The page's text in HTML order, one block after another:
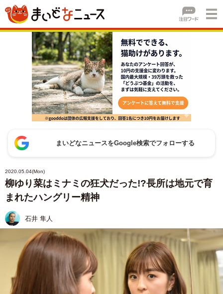
まいどなニュースをGoogle検索でフォローする
2020.05.04(Mon)
柳ゆり菜はミナミの狂犬だった!?長所は地元で育
まれたハングリー精神
石井 隼人